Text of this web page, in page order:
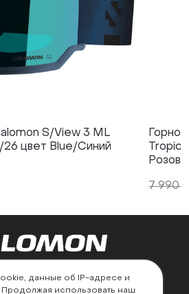
S/View 3 ML
26 цвет Blue/Синий
7 990
данные об IP-адресе и
использовать наш